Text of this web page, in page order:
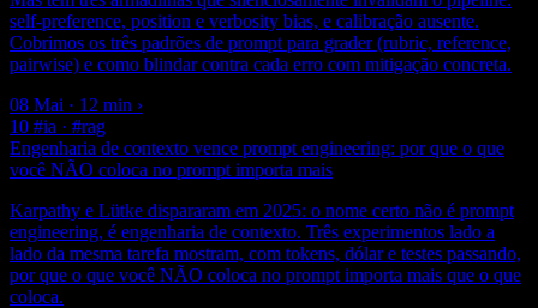
self-preference, position e verbosity bias, e calibração ausente.
Cobrimos os três padrões de prompt para grader (rubric, reference,
pairwise) e como blindar contra cada erro com mitigação concreta.
08 Mai · 12 min ›
10 #ia · #rag
Engenharia de contexto vence prompt engineering: por que o que
você NÃO coloca no prompt importa mais
Karpathy e Lütke dispararam em 2025: o nome certo não é prompt
engineering, é engenharia de contexto. Três experimentos lado a
lado da mesma tarefa mostram, com tokens, dólar e testes passando,
por que o que você NÃO coloca no prompt importa mais que o que
coloca.